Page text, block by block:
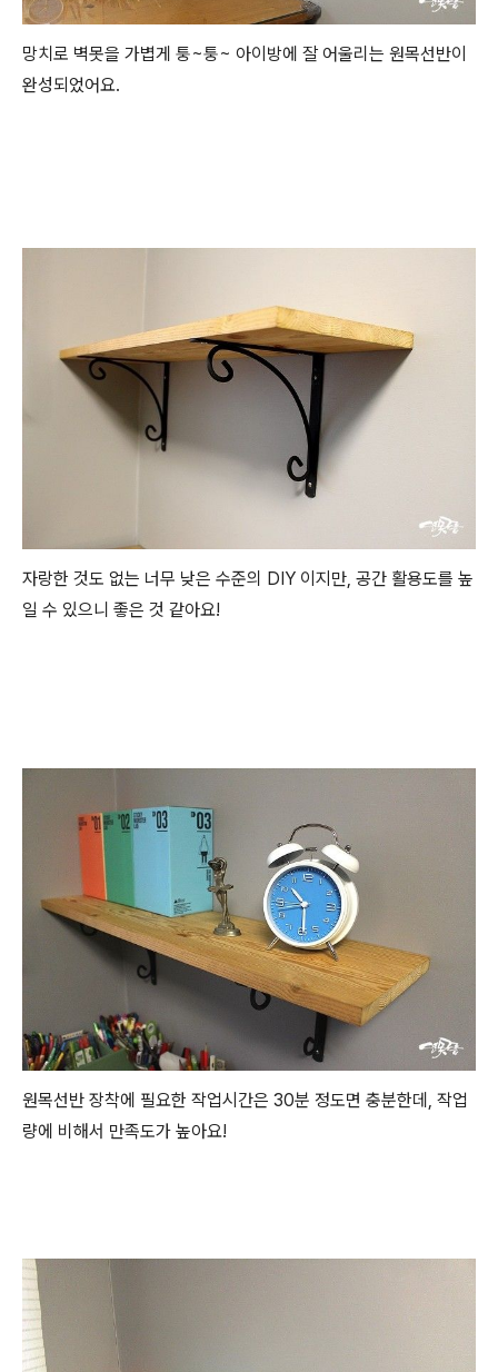
망치로 벽못을 가볍게 퉁~퉁~ 아이방에 잘 어울리는 원목선반이
완성되었어요.
자랑한 것도 없는 너무 낮은 수준의 DIY 이지만, 공간 활용도를 높
일 수 있으니 좋은 것 같아요!
원목선반 장착에 필요한 작업시간은 30분 정도면 충분한데, 작업
량에 비해서 만족도가 높아요!